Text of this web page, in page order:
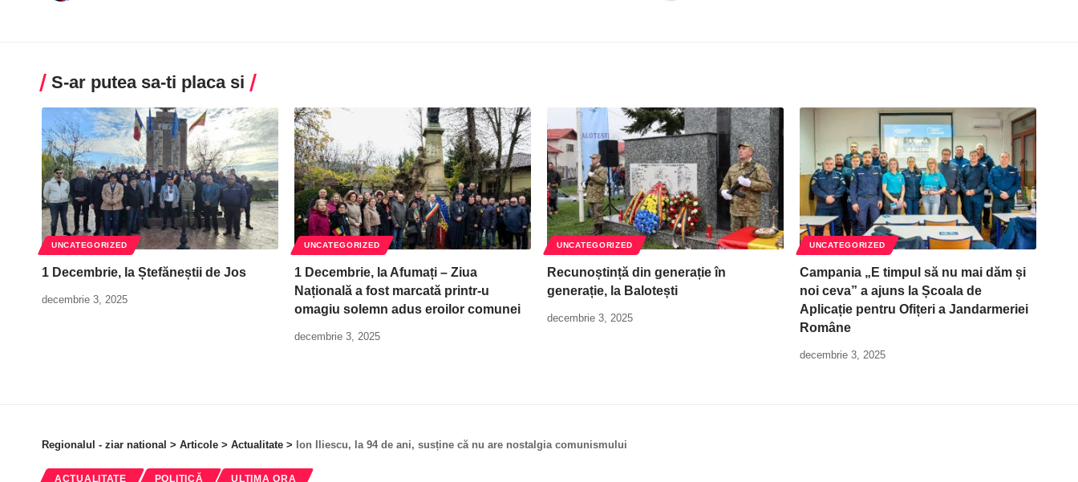
S-ar putea sa-ti placa si
UNCATEGORIZED
1 Decembrie, la Ștefăneștii de Jos
decembrie 3, 2025
UNCATEGORIZED
1 Decembrie, la Afumați – Ziua
Națională a fost marcată printr-u
omagiu solemn adus eroilor comunei
decembrie 3, 2025
UNCATEGORIZED
Recunoștință din generație în
generație, la Balotești
decembrie 3, 2025
UNCATEGORIZED
Campania „E timpul să nu mai dăm și
noi ceva” a ajuns la Școala de
Aplicație pentru Ofițeri a Jandarmeriei
Române
decembrie 3, 2025
Regionalul - ziar national > Articole > Actualitate > Ion Iliescu, la 94 de ani, susține că nu are nostalgia comunismului
ACTUALITATE POLITICĂ ULTIMA ORA